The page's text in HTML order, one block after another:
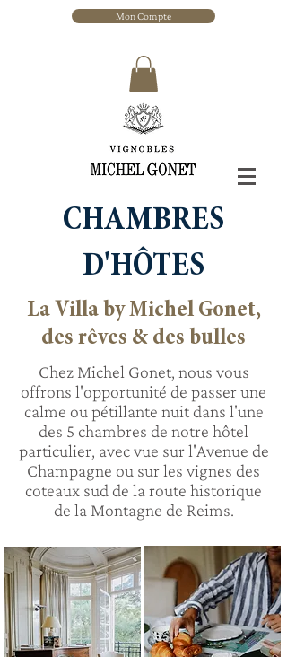
Mon Compte
CHAMBRES
D'HÔTES
La Villa by Michel Gonet,
des rêves & des bulles
Chez Michel Gonet, nous vous
offrons l'opportunité de passer une
calme ou pétillante nuit dans l'une
des 5 chambres de notre hôtel
particulier, avec vue sur l'Avenue de
Champagne ou sur les vignes des
coteaux sud de la route historique
de la Montagne de Reims.